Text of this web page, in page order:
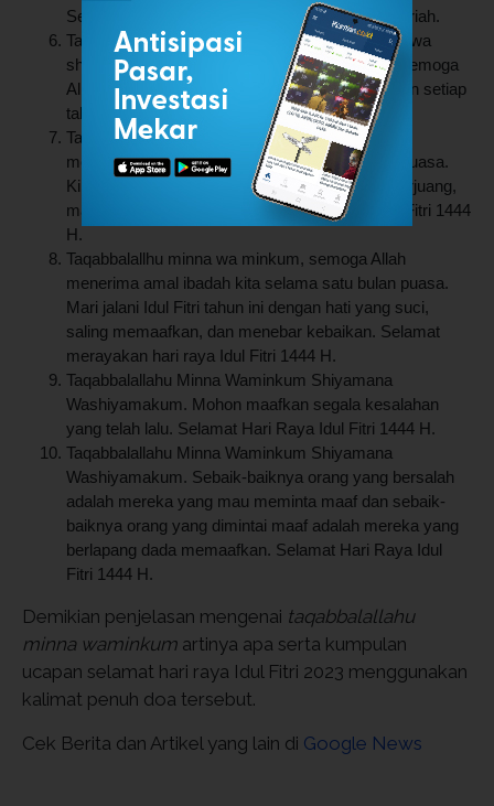
Selamat Hari Raya Idul Fitri 1 Syawwal 1444 Hijriah.
Taqabbalallaahu minna wa minkum, shiyamana wa
shiyamakum, kullu ‘ammin wa antum bi khair. Semoga
Allah SWT menerima puasa saya dan kamu, dan setiap
tahun semoga kita senantiasa dalam kebaikan.
Taqabbalallhu minna wa minkum, semoga Allah
menerima amal ibadah kita selama satu bulan puasa.
Kini tiba hari kemenangan setelah satu bulan berjuang,
mari saling memaafkan. Selamat hari raya Idul Fitri 1444
H.
Taqabbalallhu minna wa minkum, semoga Allah
menerima amal ibadah kita selama satu bulan puasa.
Mari jalani Idul Fitri tahun ini dengan hati yang suci,
saling memaafkan, dan menebar kebaikan. Selamat
merayakan hari raya Idul Fitri 1444 H.
Taqabbalallahu Minna Waminkum Shiyamana
Washiyamakum. Mohon maafkan segala kesalahan
yang telah lalu. Selamat Hari Raya Idul Fitri 1444 H.
Taqabbalallahu Minna Waminkum Shiyamana
Washiyamakum. Sebaik-baiknya orang yang bersalah
adalah mereka yang mau meminta maaf dan sebaik-
baiknya orang yang dimintai maaf adalah mereka yang
berlapang dada memaafkan. Selamat Hari Raya Idul
Fitri 1444 H.
Demikian penjelasan mengenai taqabbalallahu
minna waminkum artinya apa serta kumpulan
ucapan selamat hari raya Idul Fitri 2023 menggunakan
kalimat penuh doa tersebut.
Cek Berita dan Artikel yang lain di Google News